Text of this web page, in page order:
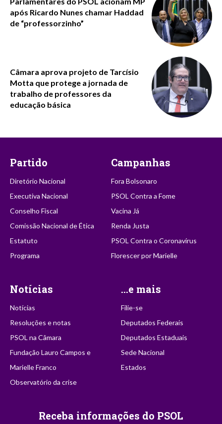
após Ricardo Nunes chamar Haddad
de “professorzinho”
Câmara aprova projeto de Tarcísio
Motta que protege a jornada de
trabalho de professores da
educação básica
Partido
Diretório Nacional
Executiva Nacional
Conselho Fiscal
Comissão Nacional de Ética
Estatuto
Programa
Campanhas
Fora Bolsonaro
PSOL Contra a Fome
Vacina Já
Renda Justa
PSOL Contra o Coronavírus
Florescer por Marielle
Notícias
Notícias
Resoluções e notas
PSOL na Câmara
Fundação Lauro Campos e
Marielle Franco
Observatório da crise
...e mais
Filie-se
Deputados Federais
Deputados Estaduais
Sede Nacional
Estados
Receba informações do PSOL